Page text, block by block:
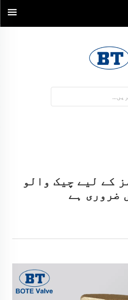
کے لیے چیک والو
ضروری ہے